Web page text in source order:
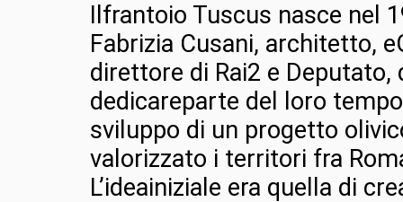
Ilfrantoio Tuscus nasce nel
Fabrizia Cusani, architetto,
direttore di Rai2 e Deputato,
dedicareparte del loro
sviluppo di un progetto
valorizzato i territori fra
L’ideainiziale era quella di